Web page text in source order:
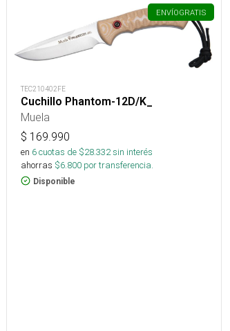
ENVÍOGRATIS
TEC210402FE
Cuchillo Phantom-12D/K_
Muela
$ 169.990
en 6cuotas de $28.332sin interés
ahorras $6.800 por transferencia.
Disponible